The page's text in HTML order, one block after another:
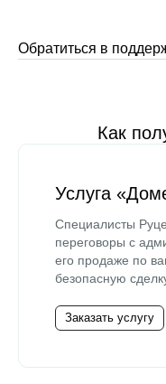
Обратиться в
Как
Услуга
Специалисты
переговоры с
его продаже по
безопасную
Заказать услугу